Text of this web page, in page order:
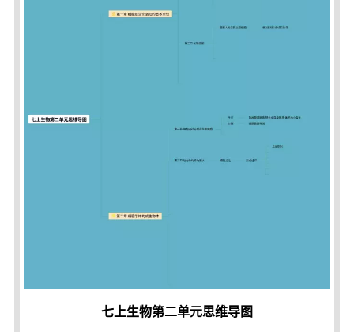
七上生物第二单元思维导图